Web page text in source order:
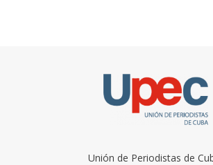
Unión de Periodistas de